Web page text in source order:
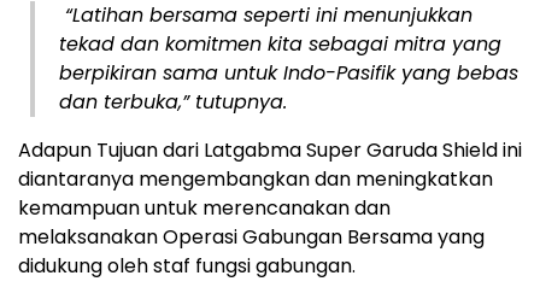
“Latihan bersama seperti ini menunjukkan
tekad dan komitmen kita sebagai mitra yang
berpikiran sama untuk Indo-Pasifik yang bebas
dan terbuka,” tutupnya.
Adapun Tujuan dari Latgabma Super Garuda Shield ini
diantaranya mengembangkan dan meningkatkan
kemampuan untuk merencanakan dan
melaksanakan Operasi Gabungan Bersama yang
didukung oleh staf fungsi gabungan.